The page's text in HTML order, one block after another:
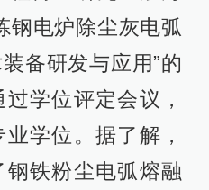
钢电炉除尘灰电弧
备研发与应用”的
学位评定会议，
学位。据了解，
铁粉尘电弧熔融